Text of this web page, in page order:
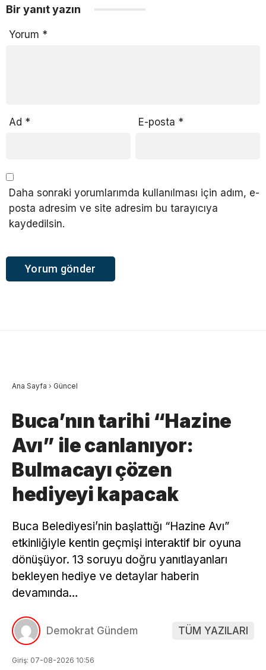
Bir yanıt yazın
Yorum *
Ad * E-posta *
Daha sonraki yorumlarımda kullanılması için adım, e-
posta adresim ve site adresim bu tarayıcıya
kaydedilsin.
Ana Sayfa › Güncel
Buca’nın tarihi “Hazine
Avı” ile canlanıyor:
Bulmacayı çözen
hediyeyi kapacak
Buca Belediyesi’nin başlattığı “Hazine Avı”
etkinliğiyle kentin geçmişi interaktif bir oyuna
dönüşüyor. 13 soruyu doğru yanıtlayanları
bekleyen hediye ve detaylar haberin
devamında…
Demokrat Gündem TÜM YAZILARI
Giriş: 07-08-2026 10:56